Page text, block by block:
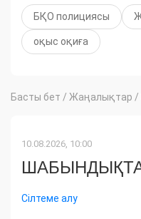
БҚО полициясы
оқыс оқиға
Басты бет / Жаңалықтар /
10.08.2026, 10:00
Сілтеме алу